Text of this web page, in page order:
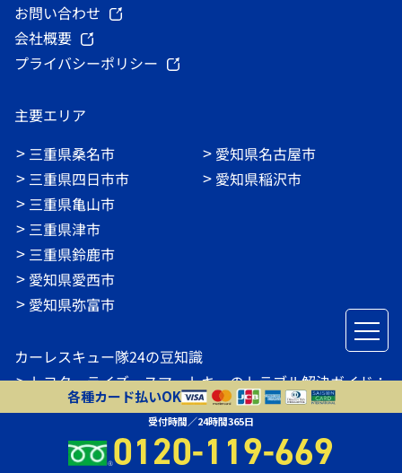
各種カード払いOK
受付時間／24時間365日
0120-119-669
お問い合わせ
会社概要
プライバシーポリシー
主要エリア
三重県桑名市
三重県四日市市
三重県亀山市
三重県津市
三重県鈴鹿市
愛知県愛西市
愛知県弥富市
愛知県名古屋市
愛知県稲沢市
カーレスキュー隊24の豆知識
トヨタ・ライズ スマートキーのトラブル解決ガイド：
電池交換から紛失対策まで
アイドリングストップ車のバッテリー上がり対策｜原
因・前兆・予防とロードサービス費用